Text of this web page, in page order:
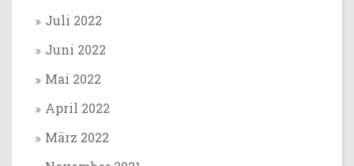
Juli 2022
Juni 2022
Mai 2022
April 2022
März 2022